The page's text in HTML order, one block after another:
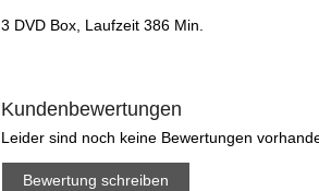
3 DVD Box, Laufzeit 386 Min.
Kundenbewertungen
Leider sind noch keine Bewertungen
Bewertung schreiben